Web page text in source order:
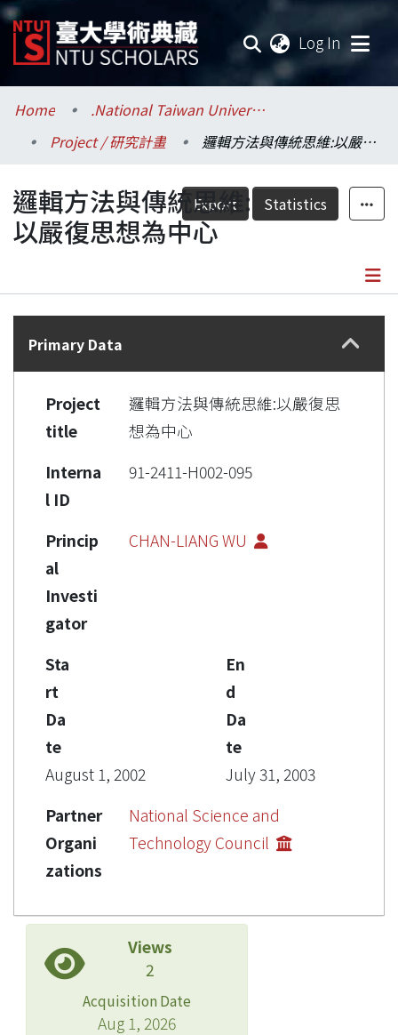
Log In
Communities & Collections
Research Outputs
Fundings & Projects
Researchers
Statistics
Home
.National Taiwan University / 國立臺灣大學
Project / 研究計畫
邏輯方法與傳統思維:以嚴復思想為中心
Export Statistics
邏輯方法與傳統思維:
以嚴復思想為中心
Details
Primary Data
Project
title
邏輯方法與傳統思維:以嚴復思
想為中心
Interna
l ID
91-2411-H002-095
Princip
al
Investi
gator
CHAN-LIANG WU
Sta
rt
Da
te
August 1, 2002
En
d
Da
te
July 31, 2003
Partner
Organi
zations
National Science and
Technology Council
Views
2
Acquisition Date
Aug 1, 2026